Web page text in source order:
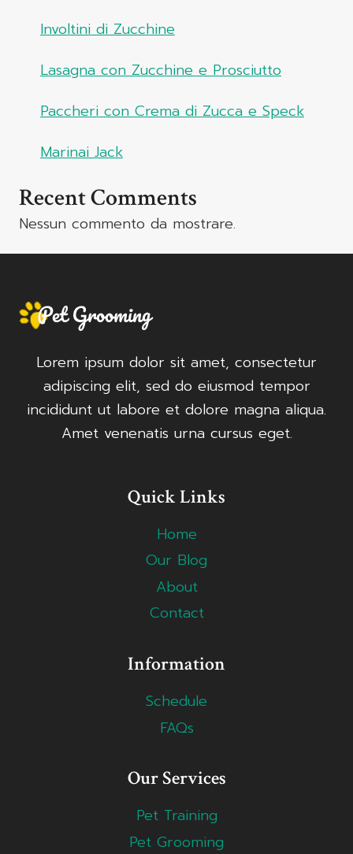
Involtini di Zucchine
Lasagna con Zucchine e Prosciutto
Paccheri con Crema di Zucca e Speck
Marinai Jack
Recent Comments
Nessun commento da mostrare.
Lorem ipsum dolor sit amet, consectetur
adipiscing elit, sed do eiusmod tempor
incididunt ut labore et dolore magna aliqua.
Amet venenatis urna cursus eget.
Quick Links
Home
Our Blog
About
Contact
Information
Schedule
FAQs
Our Services
Pet Training
Pet Grooming